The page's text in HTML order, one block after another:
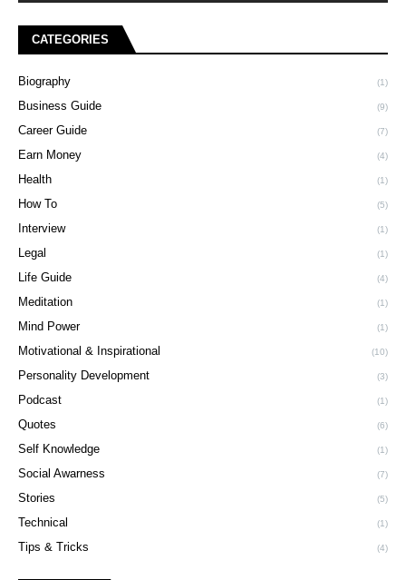
CATEGORIES
Biography (1)
Business Guide (9)
Career Guide (7)
Earn Money (4)
Health (1)
How To (5)
Interview (1)
Legal (1)
Life Guide (4)
Meditation (1)
Mind Power (1)
Motivational & Inspirational (10)
Personality Development (3)
Podcast (1)
Quotes (6)
Self Knowledge (1)
Social Awarness (7)
Stories (5)
Technical (1)
Tips & Tricks (4)